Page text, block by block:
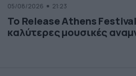
05/08/2026 21:23
Το Release Athens
καλύτερες μουσικές